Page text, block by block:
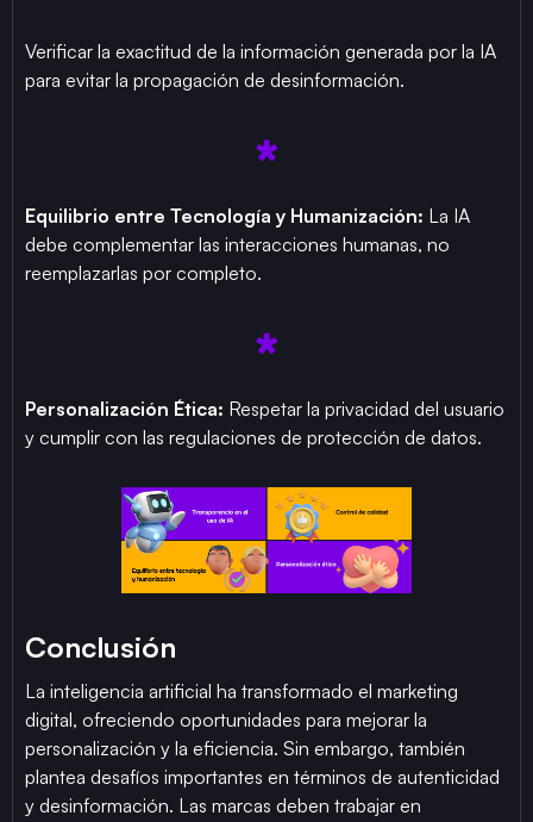
Verificar la exactitud de la información generada por la IA
para evitar la propagación de desinformación.
Equilibrio entre Tecnología y Humanización: La IA
debe complementar las interacciones humanas, no
reemplazarlas por completo.
Personalización Ética: Respetar la privacidad del usuario
y cumplir con las regulaciones de protección de datos.
Conclusión
La inteligencia artificial ha transformado el marketing
digital, ofreciendo oportunidades para mejorar la
personalización y la eficiencia. Sin embargo, también
plantea desafíos importantes en términos de autenticidad
y desinformación. Las marcas deben trabajar en